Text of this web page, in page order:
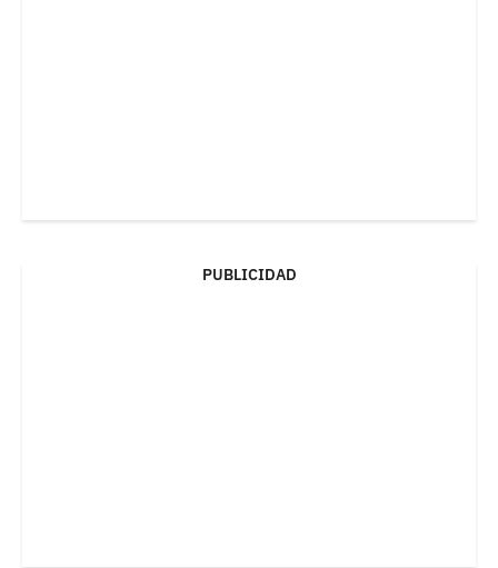
PUBLICIDAD